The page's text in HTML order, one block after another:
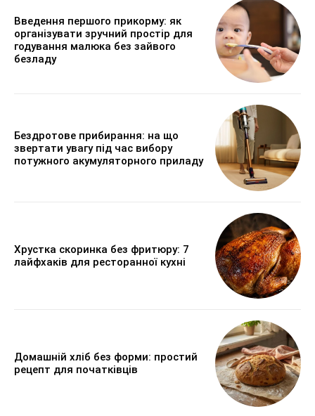
Введення першого прикорму: як
організувати зручний простір для
годування малюка без зайвого
безладу
Бездротове прибирання: на що
звертати увагу під час вибору
потужного акумуляторного приладу
Хрустка скоринка без фритюру: 7
лайфхаків для ресторанної кухні
Домашній хліб без форми: простий
рецепт для початківців